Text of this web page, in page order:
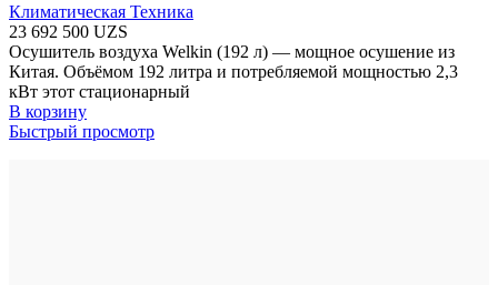
Климатическая Техника
23 692 500 UZS
Осушитель воздуха Welkin (192 л) — мощное осушение из
Китая. Объёмом 192 литра и потребляемой мощностью 2,3
кВт этот стационарный
В корзину
Быстрый просмотр